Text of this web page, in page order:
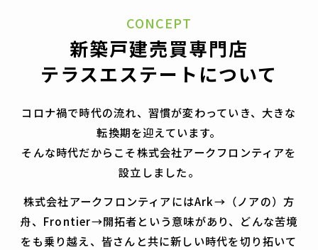
CONCEPT
新築戸建売買専門店
テラスエステートについて
コロナ禍で時代の流れ、習慣が変わっていき、大きな
転換期を迎えています。
そんな時代だからこそ株式会社アークフロンティアを
設立しました。
株式会社アークフロンティアにはArk→（ノアの）方
舟、Frontier→開拓者という意味があり、 どんな苦境
をも乗り越え、皆さんと共に新しい時代を切り拓いて